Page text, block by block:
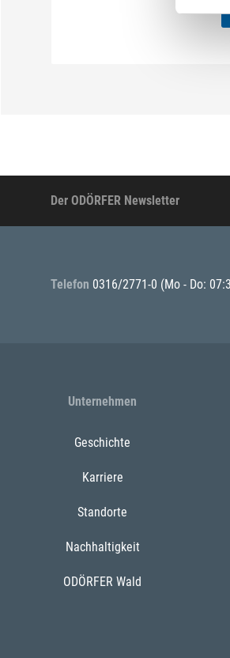
Der ODÖRFER Newsletter
Telefon 0316/2771-0 (Mo - Do:
Unternehmen
Geschichte
Karriere
Standorte
Nachhaltigkeit
ODÖRFER Wald